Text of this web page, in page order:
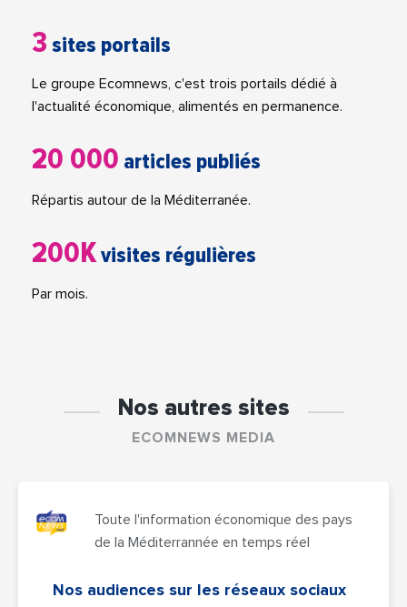
3 sites portails
Le groupe Ecomnews, c'est trois portails dédié à
l'actualité économique, alimentés en permanence.
20 000 articles publiés
Répartis autour de la Méditerranée.
200Kvisites régulières
Par mois.
Nos autres sites
ECOMNEWS MEDIA
Toute l'information économique des pays
de la Méditerrannée en temps réel
Nos audiences sur les réseaux sociaux